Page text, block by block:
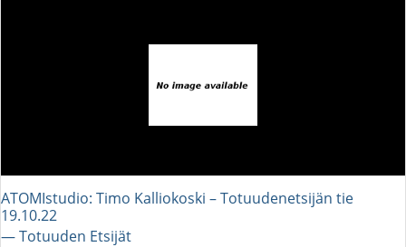
ATOMIstudio: Timo Kalliokoski – Totuudenetsijän tie
19.10.22
― Totuuden Etsijät